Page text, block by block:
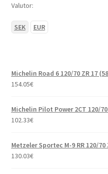
Valutor:
SEK EUR
Michelin Road 6 120/70 ZR 17
154.05€
Michelin Pilot Power 2CT 120/
102.33€
Metzeler Sportec M-9 RR 120/
130.03€